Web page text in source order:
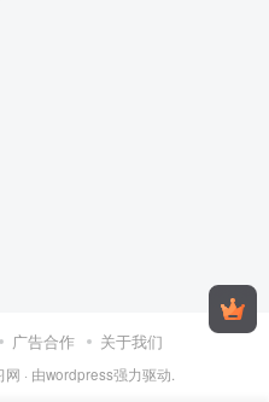
广告合作 关于我们
网 · 由wordpress强力驱动.